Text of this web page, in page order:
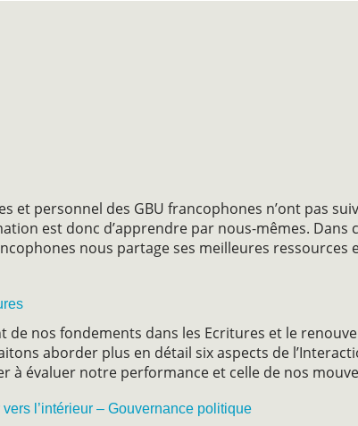
et personnel des GBU francophones n’ont pas
est donc d’apprendre par nous-mêmes. Dans
nous partage ses meilleures ressources
de nos fondements dans les Ecritures et le
aborder plus en détail six aspects de
à évaluer notre performance et celle de nos
l’intérieur – Gouvernance politique